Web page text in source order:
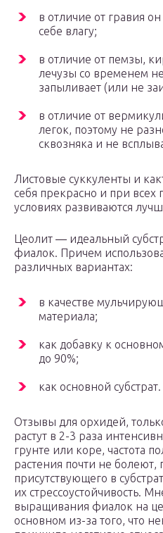
в отличие от гравия
себе влагу;
в отличие от пемзы,
лечузы со временем
запыливает (или не
в отличие от
легок, поэтому не
сквозняка и не
Листовые суккуленты и
себя прекрасно и при всех
условиях развиваются
Цеолит ― идеальный
фиалок. Причем
различных вариантах:
в качестве
материала;
как добавку к
до 90%;
как основной субстрат.
Отзывы для орхидей,
растут в 2-3 раза
грунте или коре, частота
растения почти не болеют,
присутствующего в
их стрессоустойчивость.
выращивания фиалок на
основном из-за того, что